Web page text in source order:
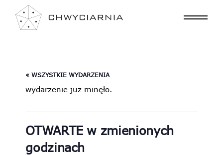
« WSZYSTKIE WYDARZENIA
wydarzenie już minęło.
OTWARTE w zmienionych
godzinach